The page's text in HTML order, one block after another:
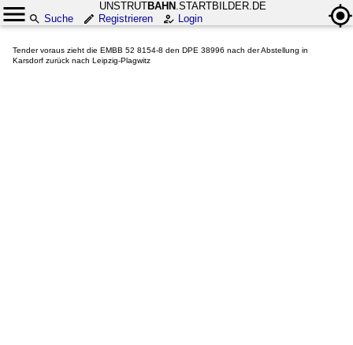
UNSTRUTBAHN .STARTBILDER.DE
Suche
Registrieren Login
Tender voraus zieht die EMBB 52 8154-8 den DPE 38996 nach der Abstellung in
Karsdorf zurück nach Leipzig-Plagwitz